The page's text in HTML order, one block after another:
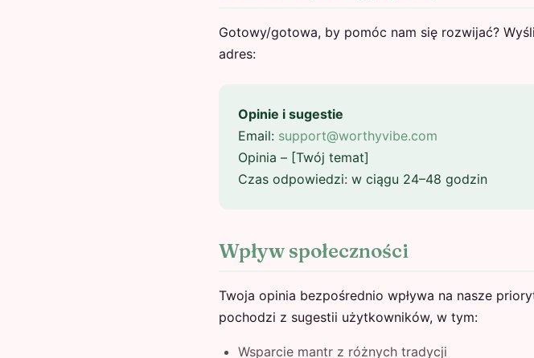
Gotowy/gotowa, by pomóc nam się rozwijać?
adres:
Opinie i sugestie
Email: support@worthyvibe.com
Opinia – [Twój temat]
Czas odpowiedzi: w ciągu 24–48 godzin
Wpływ społeczności
Twoja opinia bezpośrednio wpływa na nasze
pochodzi z sugestii użytkowników, w tym:
Wsparcie mantr z różnych tradycji